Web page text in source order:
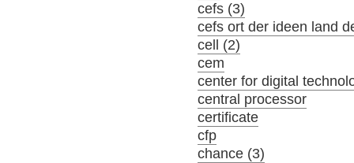
cefs (3)
cefs ort der ideen land
cell (2)
cem
center for digital
central processor
certificate
cfp
chance (3)